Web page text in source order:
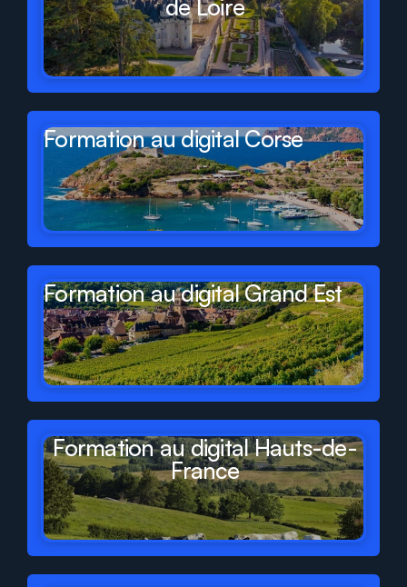
de Loire
Formation au digital Corse
Formation au digital Grand Est
Formation au digital Hauts-de-
France